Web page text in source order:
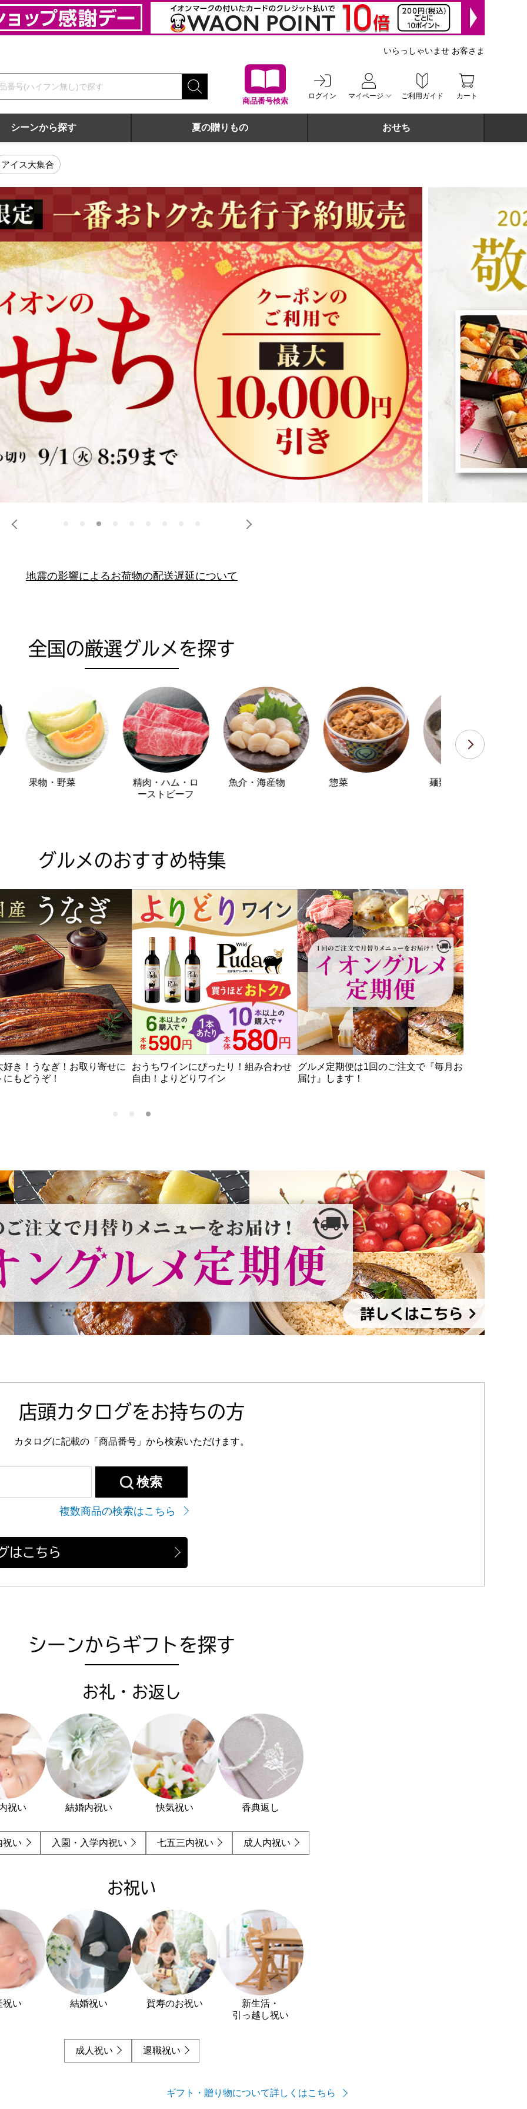
商品番号検索
ログイン マイページ ご利用ガイド カート
いらっしゃいませ お客さま
シーンから探す 夏の贈りもの おせち
アイス大集合
前の画像を表示する 次の画像を表示する
地震の影響によるお荷物の配送遅延について
全国の厳選グルメを探す
果物・野菜
精肉・ハム・ロ
ーストビーフ
魚介・海産物 惣菜 麺類・米・パン
グルメのおすすめ特集
今が一番おトク！クーポンご利用で最
大10,000円引き！！
おトクな商品多数！お買得な商品を組
み合わせてクーポン利用でさらにおト
イオンカード会員さま限定の期間限定
販売商品ご紹介中！
店頭カタログをお持ちの方
カタログに記載の「商品番号」から検索いただけます。
検索
複数商品の検索はこちら
はこちら
シーンからギフトを探す
お礼・お返し
祝い 結婚内祝い 快気祝い 香典返し
祝い 入園・入学内祝い 七五三内祝い 成人内祝い
お祝い
祝い 結婚祝い 賀寿のお祝い
新生活・
引っ越し祝い
成人祝い 退職祝い
ギフト・贈り物について詳しくはこちら